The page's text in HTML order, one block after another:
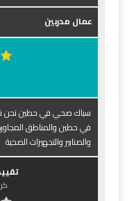
عمال مدربين
سباك صحي في حطين نحن
في حطين والمناطق المجاورة
والصنابير والتجهيزات الصحية